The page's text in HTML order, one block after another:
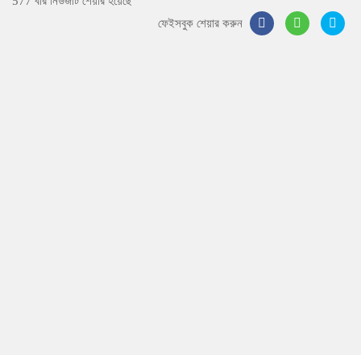
ফেইসবুক শেয়ার করুন